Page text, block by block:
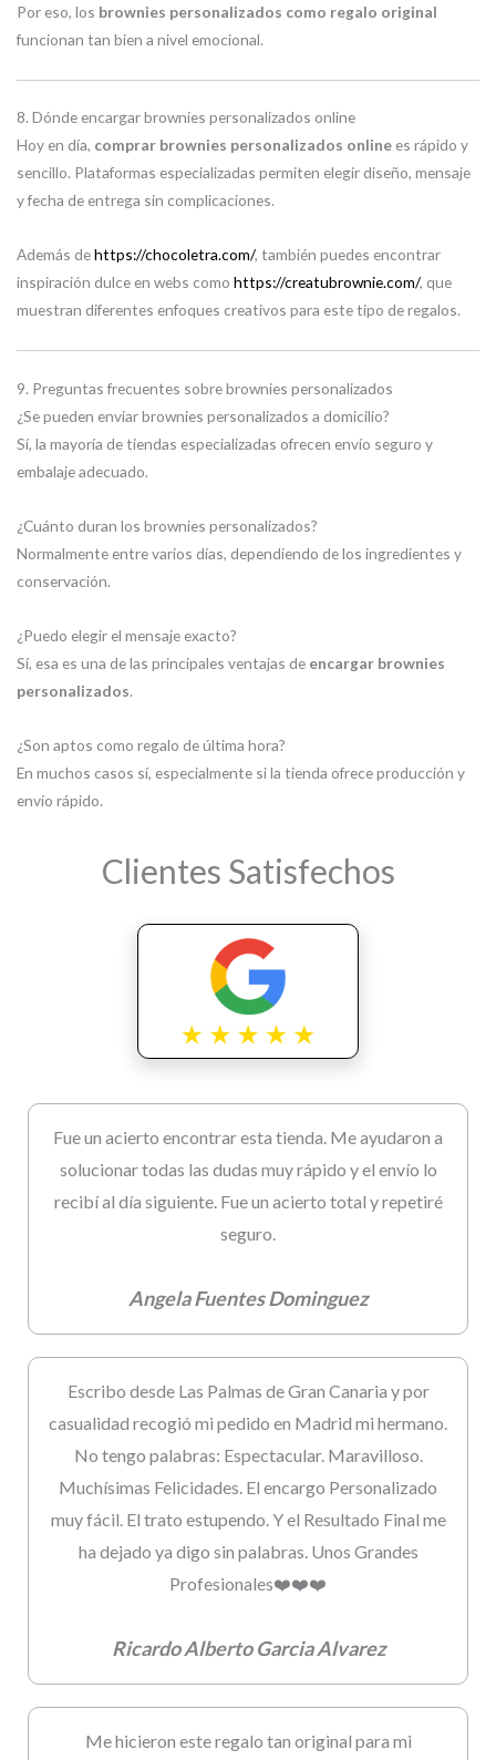
Por eso, los brownies personalizados como regalo original
funcionan tan bien a nivel emocional.
8. Dónde encargar brownies personalizados online
Hoy en día, comprar brownies personalizados online es rápido y
sencillo. Plataformas especializadas permiten elegir diseño, mensaje
y fecha de entrega sin complicaciones.
Además dehttps://chocoletra.com/, también puedes encontrar
inspiración dulce en webs como https://creatubrownie.com/, que
muestran diferentes enfoques creativos para este tipo de regalos.
9. Preguntas frecuentes sobre brownies personalizados
¿Se pueden enviar brownies personalizados a domicilio?
Sí, la mayoría de tiendas especializadas ofrecen envío seguro y
embalaje adecuado.
¿Cuánto duran los brownies personalizados?
Normalmente entre varios días, dependiendo de los ingredientes y
conservación.
¿Puedo elegir el mensaje exacto?
Sí, esa es una de las principales ventajas de encargar brownies
personalizados.
¿Son aptos como regalo de última hora?
En muchos casos sí, especialmente si la tienda ofrece producción y
envío rápido.
Clientes Satisfechos
Fue un acierto encontrar esta tienda. Me ayudaron a
solucionar todas las dudas muy rápido y el envío lo
recibí al día siguiente. Fue un acierto total y repetiré
seguro.
Angela Fuentes Dominguez
Escribo desde Las Palmas de Gran Canaria y por
casualidad recogió mi pedido en Madrid mi hermano.
No tengo palabras: Espectacular. Maravilloso.
Muchísimas Felicidades. El encargo Personalizado
muy fácil. El trato estupendo. Y el Resultado Final me
ha dejado ya digo sin palabras. Unos Grandes
Profesionales❤️❤️❤️
Ricardo Alberto Garcia Alvarez
Me hicieron este regalo tan original para mi